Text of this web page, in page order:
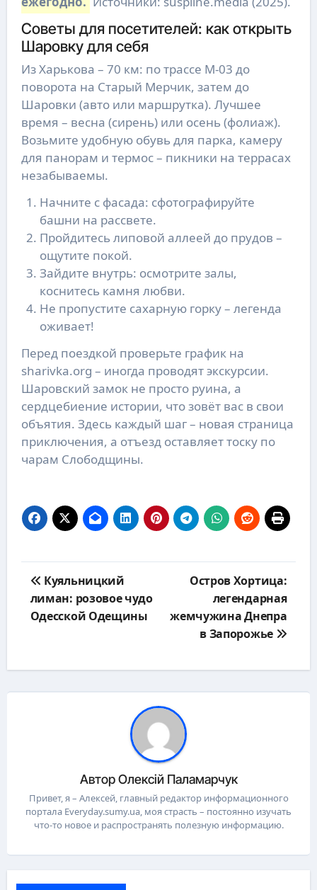
Советы для посетителей: как открыть
Шаровку для себя
Из Харькова – 70 км: по трассе М-03 до
поворота на Старый Мерчик, затем до
Шаровки (авто или маршрутка). Лучшее
время – весна (сирень) или осень (фолиаж).
Возьмите удобную обувь для парка, камеру
для панорам и термос – пикники на террасах
незабываемы.
Начните с фасада: сфотографируйте
башни на рассвете.
Пройдитесь липовой аллеей до прудов –
ощутите покой.
Зайдите внутрь: осмотрите залы,
коснитесь камня любви.
Не пропустите сахарную горку – легенда
оживает!
Перед поездкой проверьте график на
sharivka.org – иногда проводят экскурсии.
Шаровский замок не просто руина, а
сердцебиение истории, что зовёт вас в свои
объятия. Здесь каждый шаг – новая страница
приключения, а отъезд оставляет тоску по
чарам Слободщины.
по
записям
Куяльницкий
лиман: розовое чудо
Одесской Одещины
Остров Хортица:
легендарная
жемчужина Днепра
в Запорожье
АвторОлексій Паламарчук
Привет, я – Алексей, главный редактор информационного
портала Everyday.sumy.ua, моя страсть – постоянно изучать
что-то новое и распространять полезную информацию.